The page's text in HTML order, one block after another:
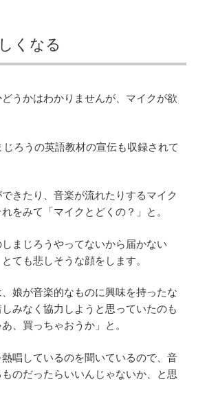
くなる
うかはわかりませんが、マイクが欲
じろうの英語教材の宣伝も収録されて
きたり、音楽が流れたりするマイク
をみて「マイクとどくの？」と。
しまじろうやってないから届かない
ても悲しそうな顔をします。
娘が音楽的なものに興味を持ったな
みなく協力しようと思っていたのも
、買っちゃおうか」と。
唱しているのを聞いているので、音
のだったらいいんじゃないか、と思